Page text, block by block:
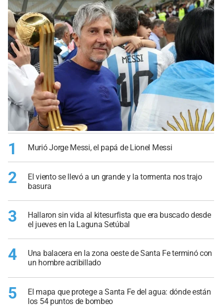
1 Murió Jorge Messi, el papá de Lionel Messi
2
El viento se llevó a un grande y la tormenta nos trajo
basura
3
Hallaron sin vida al kitesurfista que era buscado desde
el jueves en la Laguna Setúbal
4
Una balacera en la zona oeste de Santa Fe terminó con
un hombre acribillado
5
El mapa que protege a Santa Fe del agua: dónde están
los 54 puntos de bombeo